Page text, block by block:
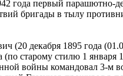
года первый парашютно-
бригады в тылу
(20 декабря 1895 года
(по старому стилю 1
войны командовал 3-м